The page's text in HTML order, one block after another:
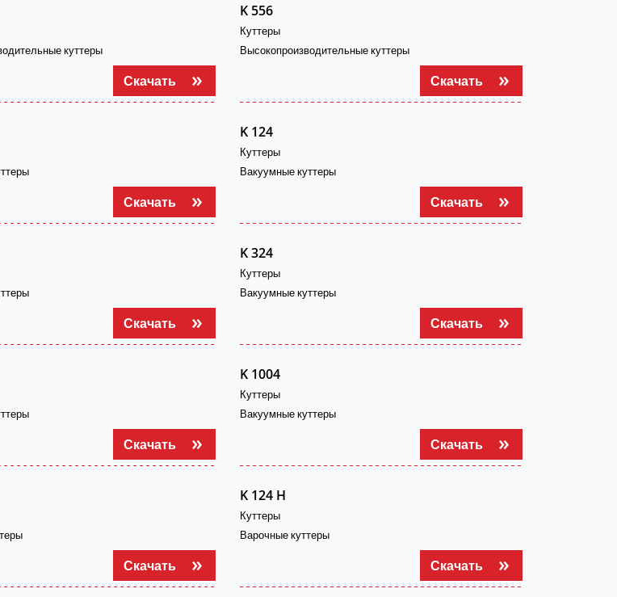
куттеры
Скачать
K 556
Куттеры
Высокопроизводительные куттеры
Скачать
Скачать
K 124
Куттеры
Вакуумные куттеры
Скачать
Скачать
K 324
Куттеры
Вакуумные куттеры
Скачать
Скачать
K 1004
Куттеры
Вакуумные куттеры
Скачать
Скачать
K 124 H
Куттеры
Варочные куттеры
Скачать